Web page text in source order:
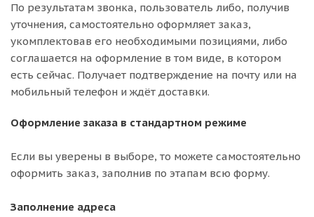
По результатам звонка, пользователь либо, получив
уточнения, самостоятельно оформляет заказ,
укомплектовав его необходимыми позициями, либо
соглашается на оформление в том виде, в котором
есть сейчас. Получает подтверждение на почту или на
мобильный телефон и ждёт доставки.
Оформление заказа в стандартном режиме
Если вы уверены в выборе, то можете самостоятельно
оформить заказ, заполнив по этапам всю форму.
Заполнение адреса